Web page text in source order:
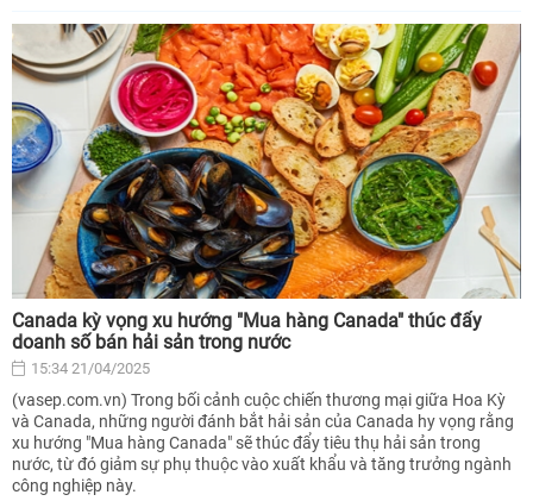
Canada kỳ vọng xu hướng "Mua hàng Canada" thúc đẩy
doanh số bán hải sản trong nước
15:34 21/04/2025
(vasep.com.vn) Trong bối cảnh cuộc chiến thương mại giữa Hoa Kỳ
và Canada, những người đánh bắt hải sản của Canada hy vọng rằng
xu hướng "Mua hàng Canada" sẽ thúc đẩy tiêu thụ hải sản trong
nước, từ đó giảm sự phụ thuộc vào xuất khẩu và tăng trưởng ngành
công nghiệp này.